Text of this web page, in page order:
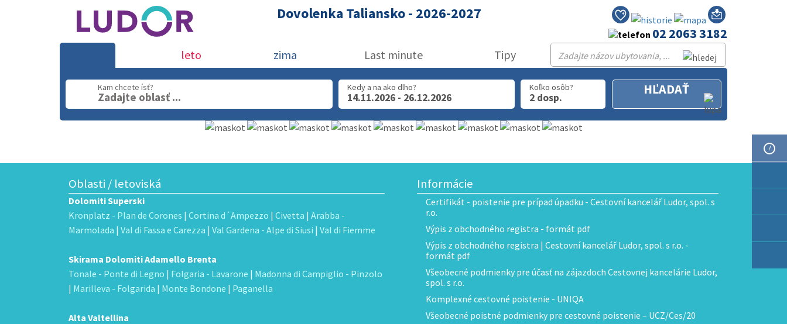
Dovolenka Taliansko - 2026-2027
02 2063 3182
Po-Pia: 9.00 - 16.00
leto zima Last minute Tipy
Kam chcete ísť?
Zadajte oblasť ...
Kedy a na ako dlho?
14.11.2026 - 26.12.2026
Koľko osôb?
2 dosp.
HĽADAŤ
Oblasti / letoviská
Dolomiti Superski
Kronplatz - Plan de Corones | Cortina d´Ampezzo | Civetta | Arabba -
Marmolada | Val di Fassa e Carezza | Val Gardena - Alpe di Siusi | Val di Fiemme
Skirama Dolomiti Adamello Brenta
Tonale - Ponte di Legno | Folgaria - Lavarone | Madonna di Campiglio - Pinzolo
| Marilleva - Folgarida | Monte Bondone | Paganella
Alta Valtellina
Informácie
Certifikát - poistenie pre prípad úpadku - Cestovní kancelář Ludor, spol. s
r.o.
Výpis z obchodného registra - formát pdf
Výpis z obchodného registra | Cestovní kancelář Ludor, spol. s r.o. -
formát pdf
Všeobecné podmienky pre účasť na zájazdoch Cestovnej kancelárie Ludor,
spol. s r.o.
Komplexné cestovné poistenie - UNIQA
Všeobecné poistné podmienky pre cestovné poistenie – UCZ/Ces/20